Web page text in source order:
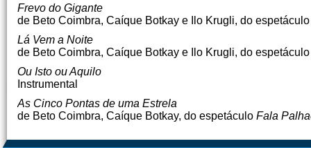
Frevo do Gigante
de Beto Coimbra, Caíque Botkay e Ilo Krugli, do
Lá Vem a Noite
de Beto Coimbra, Caíque Botkay e Ilo Krugli, do
Ou Isto ou Aquilo
Instrumental
As Cinco Pontas de uma Estrela
de Beto Coimbra, Caíque Botkay, do espetáculo Fala